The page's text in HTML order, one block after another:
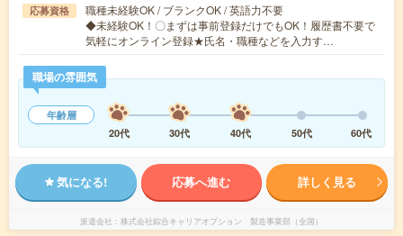
応募資格
職種未経験OK / ブランクOK / 英語力不要
◆未経験OK！〇まずは事前登録だけでもOK！履歴書不要で
気軽にオンライン登録★氏名・職種などを入力す…
職場の雰囲気
年齢層
20代
30代 40代 50代 60代
気になる! 応募へ進む 詳しく見る
派遣会社 株式会社綜合キャリアオプション 製造事業部（全国）